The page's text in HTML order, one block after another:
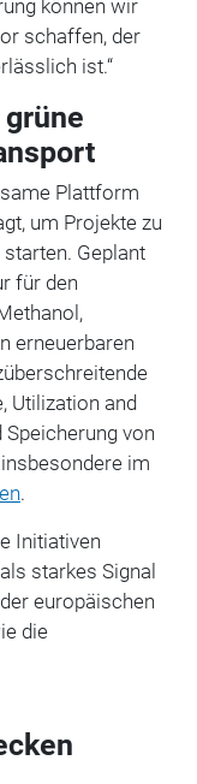
können wir
schaffen, der
ist.“
Plattform
um Projekte zu
Geplant
für den
erneuerbaren
Utilization and
Speicherung von
im
.
Initiativen
starkes Signal
europäischen
die